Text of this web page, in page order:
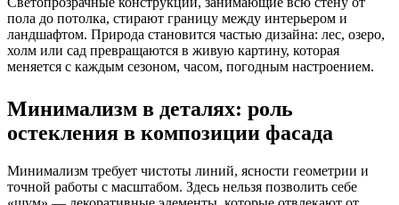
пола до потолка, стирают границу между интерьером и
ландшафтом. Природа становится частью дизайна: лес, озеро,
холм или сад превращаются в живую картину, которая
меняется с каждым сезоном, часом, погодным настроением.
Минимализм в деталях: роль
остекления в композиции фасада
Минимализм требует чистоты линий, ясности геометрии и
точной работы с масштабом. Здесь нельзя позволить себе